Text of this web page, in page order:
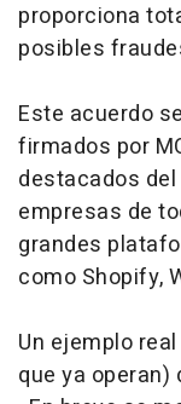
proporciona
posibles
Este acuerdo
firmados por
destacados
empresas de
grandes
como Shopify,
Un ejemplo
que ya operan)